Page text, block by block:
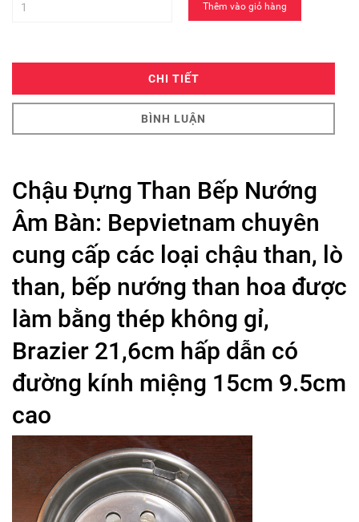
Thêm vào giỏ hàng
CHI TIẾT
BÌNH LUẬN
Chậu Đựng Than Bếp Nướng
Âm Bàn: Bepvietnam chuyên
cung cấp các loại chậu than, lò
than, bếp nướng than hoa được
làm bằng thép không gỉ,
Brazier 21,6cm hấp dẫn có
đường kính miệng 15cm 9.5cm
cao